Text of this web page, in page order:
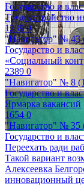
Государство и
Трудоустройство
12390
"Навигатор" № 43
Государство и
«Социальный
2389 0
"Навигатор" № 8
Государство и
Ярмарка вакансий
1654 0
"Навигатор" № 35
Государство и
Переехать ради
Такой вариант
Алексеевка
инновационный